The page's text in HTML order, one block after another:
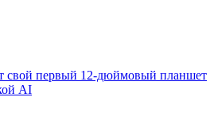
свой первый 12-дюймовый планшет
AI